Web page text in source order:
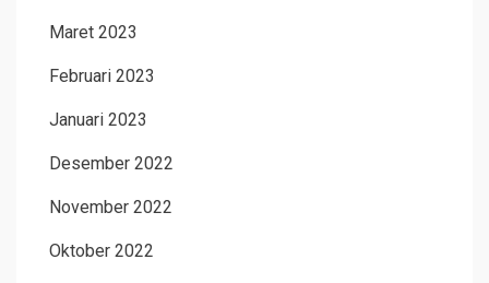
Maret 2023
Februari 2023
Januari 2023
Desember 2022
November 2022
Oktober 2022